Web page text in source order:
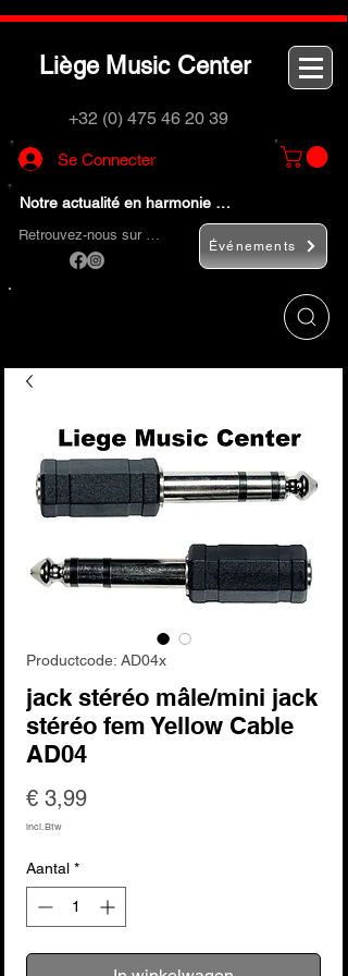
Liège M usic Center
+32 (0) 475 46 20 39
Se Connecter
Notre actualité en harmonie …
Retrouvez-nous sur …
Événements
Productcode: AD04x
jack stéréo mâle/mini jack
stéréo fem Yellow Cable
AD04
€ 3,99Prijs
incl.Btw
Aantal *